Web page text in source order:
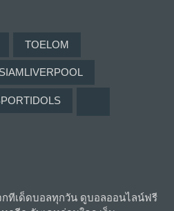
TOELOM
SIAMLIVERPOOL
ทีเด็ดบอลทุกวัน ดูบอลออนไลน์ฟรี